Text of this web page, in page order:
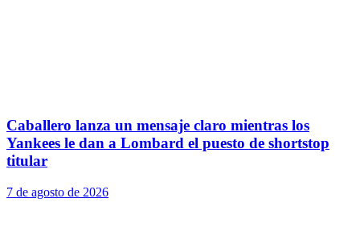
Caballero lanza un mensaje claro mientras los
Yankees le dan a Lombard el puesto de shortstop
titular
7 de agosto de 2026